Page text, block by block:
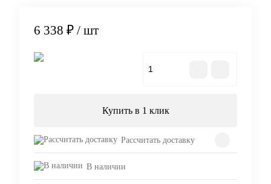
6 338 ₽ / шт
Купить в 1 клик
Рассчитать доставку
В наличии